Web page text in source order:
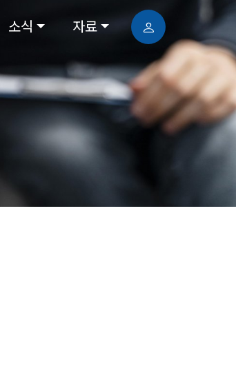
소식 자료